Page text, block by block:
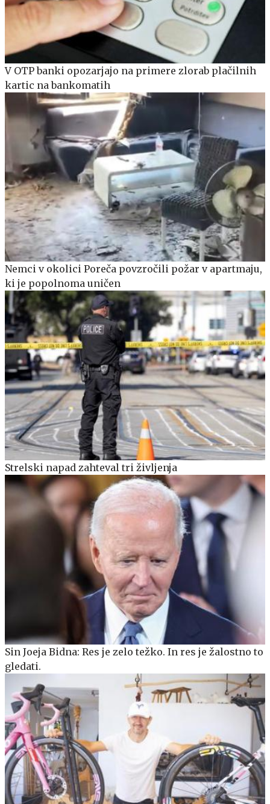
V OTP banki opozarjajo na primere zlorab plačilnih
kartic na bankomatih
Nemci v okolici Poreča povzročili požar v apartmaju,
ki je popolnoma uničen
Strelski napad zahteval tri življenja
Sin Joeja Bidna: Res je zelo težko. In res je žalostno to
gledati.